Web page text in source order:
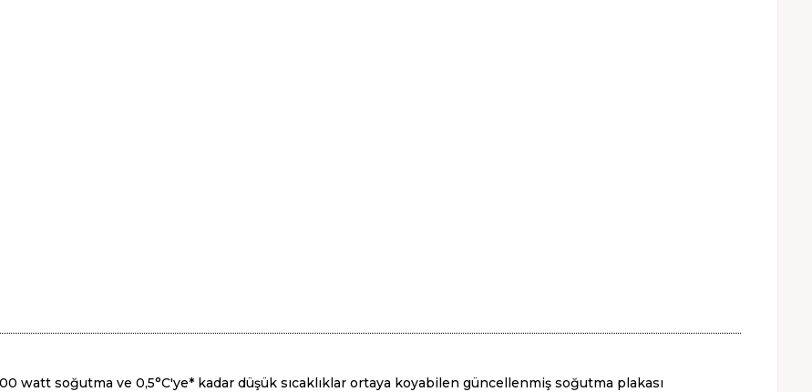
watt soğutma ve 0,5°C'ye* kadar düşük sıcaklıklar ortaya koyabilen güncellenmiş soğutma plakası